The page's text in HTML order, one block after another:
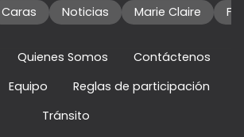
Caras Noticias Marie Claire
Quienes Somos
Contáctenos
Equipo
Reglas de participación
Tránsito